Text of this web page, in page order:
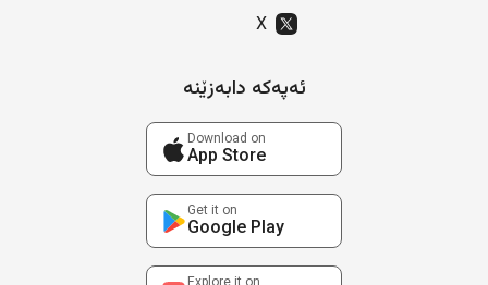
X
ئەپەکە دابەزێنە
Download on
App Store
Get it on
Google Play